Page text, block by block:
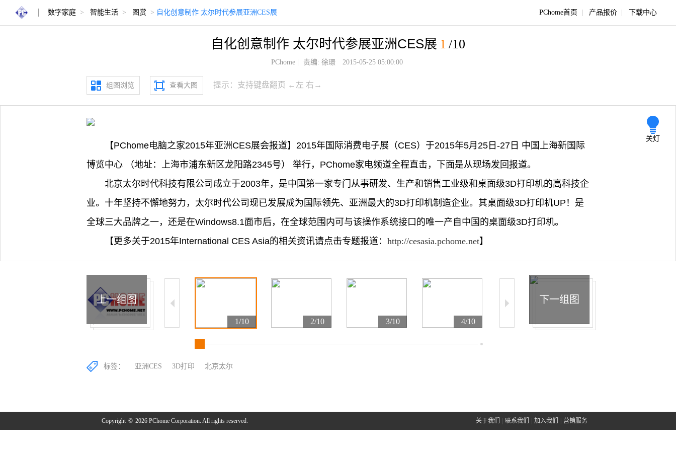
数字家庭 > 智能生活 > 图赏 > 自化创意制作 太尔时代参展亚洲CES展 PChome首页 产品报价 下载中心
自化创意制作 太尔时代参展亚洲CES展 1 /10
PChome| 责编: 徐璟 2015-05-25 05:00:00
组图浏览 查看大图 提示：支持键盘翻页 ←左 右→
关灯
【PChome电脑之家2015年亚洲CES展会报道】2015年国际消费电子展（CES）于2015年5月25日-27日 中国上海新国际
博览中心 （地址：上海市浦东新区龙阳路2345号） 举行，PChome家电频道全程直击，下面是从现场发回报道。
北京太尔时代科技有限公司成立于2003年，是中国第一家专门从事研发、生产和销售工业级和桌面级3D打印机的高科技企
业。十年坚持不懈地努力，太尔时代公司现已发展成为国际领先、亚洲最大的3D打印机制造企业。其桌面级3D打印机UP！是
全球三大品牌之一，还是在Windows8.1面市后，在全球范围内可与该操作系统接口的唯一产自中国的桌面级3D打印机。
【更多关于2015年International CES Asia的相关资讯请点击专题报道： http://cesasia.pchome.net】
1/10 2/10 3/10 4/10
上一组图 下一组图
标签： 亚洲CES 3D打印 北京太尔
Copyright © 2026 PChome Corporation. All rights reserved. 关于我们 联系我们 加入我们 营销服务